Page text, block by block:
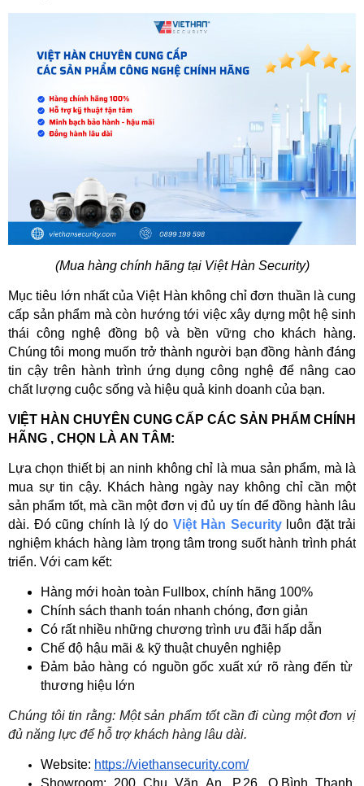
(Mua hàng chính hãng tại Việt Hàn Security)
Mục tiêu lớn nhất của Việt Hàn không chỉ đơn thuần là cung
cấp sản phẩm mà còn hướng tới việc xây dựng một hệ sinh
thái công nghệ đồng bộ và bền vững cho khách hàng.
Chúng tôi mong muốn trở thành người bạn đồng hành đáng
tin cậy trên hành trình ứng dụng công nghệ để nâng cao
chất lượng cuộc sống và hiệu quả kinh doanh của bạn.
VIỆT HÀN CHUYÊN CUNG CẤP CÁC SẢN PHẨM CHÍNH
HÃNG , CHỌN LÀ AN TÂM:
Lựa chọn thiết bị an ninh không chỉ là mua sản phẩm, mà là
mua sự tin cậy. Khách hàng ngày nay không chỉ cần một
sản phẩm tốt, mà cần một đơn vị đủ uy tín để đồng hành lâu
dài. Đó cũng chính là lý do Việt Hàn Security luôn đặt trải
nghiệm khách hàng làm trọng tâm trong suốt hành trình phát
triển. Với cam kết:
Hàng mới hoàn toàn Fullbox, chính hãng 100%
Chính sách thanh toán nhanh chóng, đơn giản
Có rất nhiều những chương trình ưu đãi hấp dẫn
Chế độ hậu mãi & kỹ thuật chuyên nghiệp
Đảm bảo hàng có nguồn gốc xuất xứ rõ ràng đến từ
thương hiệu lớn
Chúng tôi tin rằng: Một sản phẩm tốt cần đi cùng một đơn vị
đủ năng lực để hỗ trợ khách hàng lâu dài.
Website: https://viethansecurity.com/